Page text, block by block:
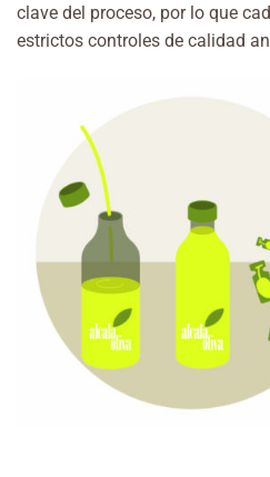
clave del proceso, por lo que
estrictos controles de calidad